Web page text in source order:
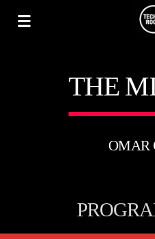
TECHNO
ON
THE
OMAR